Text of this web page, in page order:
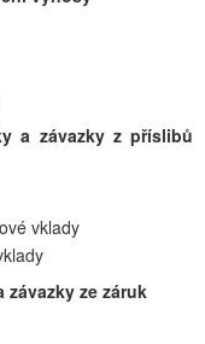
a závazky z příslibů
vklady
ze záruk